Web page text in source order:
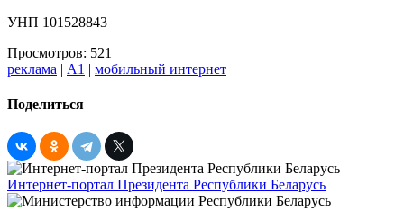
УНП 101528843
Просмотров: 521
реклама | А1 | мобильный интернет
Поделиться
Интернет-портал Президента Республики Беларусь